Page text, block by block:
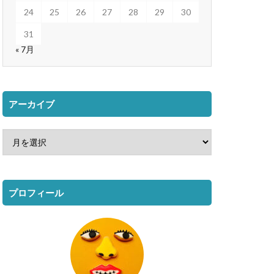
24 25 26 27 28 29 30
31
« 7月
アーカイブ
プロフィール